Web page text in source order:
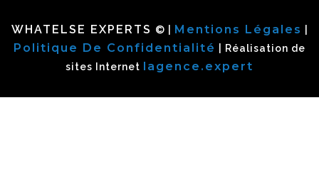
WHATELSE EXPERTS © | Mentions Légales
Politique De Confidentialité
| Réalisation de
sites Internet lagence.expert